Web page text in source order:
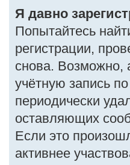
Я давно
Попытайтесь
регистрации,
снова. Возможно,
учётную запись
периодически
оставляющих
Если это
активнее